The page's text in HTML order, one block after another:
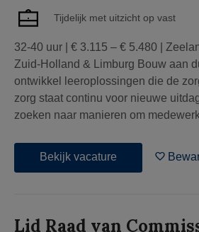
Tijdelijk met uitzicht op vast
32-40 uur | € 3.115 – € 5.480 |
Zuid-Holland & Limburg Bouw aan
ontwikkel leeroplossingen die de
zorg staat continu voor nieuwe
zoeken naar manieren om
Bekijk vacature
Lid Raad van